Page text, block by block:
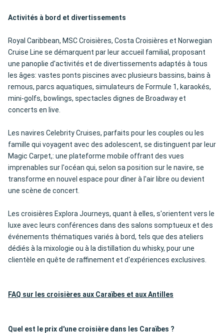
Activités à bord et divertissements
Royal Caribbean, MSC Croisières, Costa Croisières et Norwegian
Cruise Line se démarquent par leur accueil familial, proposant
une panoplie d'activités et de divertissements adaptés à tous
les âges: vastes ponts piscines avec plusieurs bassins, bains à
remous, parcs aquatiques, simulateurs de Formule 1, karaokés,
mini-golfs, bowlings, spectacles dignes de Broadway et
concerts en live.
Les navires Celebrity Cruises, parfaits pour les couples ou les
famille qui voyagent avec des adolescent, se distinguent par leur
Magic Carpet,: une plateforme mobile offrant des vues
imprenables sur l'océan qui, selon sa position sur le navire, se
transforme en nouvel espace pour dîner à l'air libre ou devient
une scène de concert.
Les croisières Explora Journeys, quant à elles, s'orientent vers le
luxe avec leurs conférences dans des salons somptueux et des
événements thématiques variés à bord, tels que des ateliers
dédiés à la mixologie ou à la distillation du whisky, pour une
clientèle en quête de raffinement et d'expériences exclusives.
FAQ sur les croisières aux Caraïbes et aux Antilles
Quel est le prix d'une croisière dans les Caraïbes ?